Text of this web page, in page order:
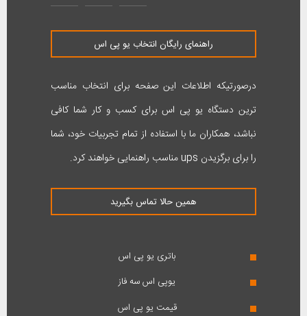
راهنمای رایگان انتخاب یو پی اس
درصورتیکه اطلاعات این صفحه برای انتخاب مناسب
ترین دستگاه یو پی اس برای کسب و کار شما کافی
نباشد، همکاران ما با استفاده از تمام تجربیات خود، شما
را برای برگزیدن ups مناسب راهنمایی خواهند کرد.
همین حالا تماس بگیرید
باتری یو پی اس
یوپی اس سه فاز
قیمت یو پی اس